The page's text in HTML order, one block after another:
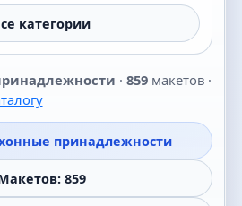
категории
· 859макетов ·
принадлежности
859